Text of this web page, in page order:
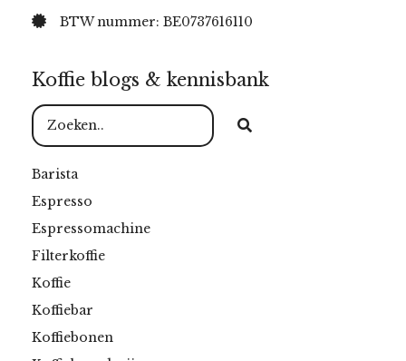
BTW nummer: BE0737616110
Koffie blogs & kennisbank
Barista
Espresso
Espressomachine
Filterkoffie
Koffie
Koffiebar
Koffiebonen